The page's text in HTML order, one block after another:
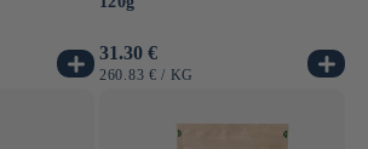
Precio
habitual
31.30 €
PRECIO
260.83 € / POR
KG